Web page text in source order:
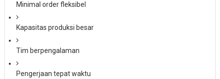
Minimal order fleksibel
Kapasitas produksi besar
Tim berpengalaman
Pengerjaan tepat waktu